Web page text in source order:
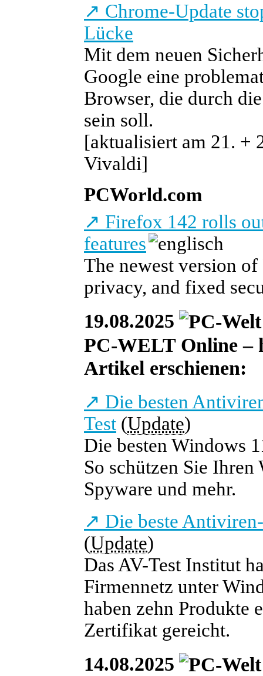
↗ Chrome-Update
Lücke
Mit dem neuen
Google eine
Browser, die durch
sein soll.
[aktualisiert am 21. +
Vivaldi]
PCWorld.com
↗ Firefox 142 rolls
features
The newest version
privacy, and fixed
19.08.2025
PC-WELT Online –
Artikel erschienen:
↗ Die besten
Test (Update)
Die besten Windows
So schützen Sie
Spyware und mehr.
↗ Die beste
(Update)
Das AV-Test Institut
Firmennetz unter
haben zehn Produkte
Zertifikat gereicht.
14.08.2025